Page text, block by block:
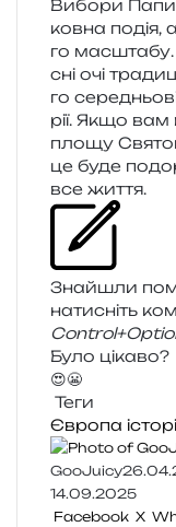
Вибори
ков­на подія,
го
сні очі
го
рії. Якщо
площу
це буде
все життя.
Знайшли
нати­сніть
Було цікаво?
😍😬
Теги
Європа
GooJuicy
14.09.2025
Facebook X